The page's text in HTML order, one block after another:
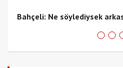
Bahçeli: Ne söylediysek